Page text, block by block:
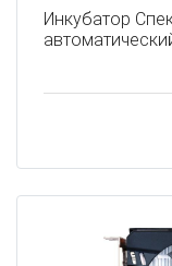
Инкубатор